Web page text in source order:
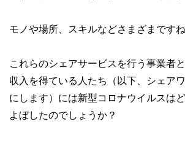
モノや場所、スキルなどさまざまですね
これらのシェアサービスを行う事業者
収入を得ている人たち（以下、シェア
にします）には新型コロナウイルスは
よぼしたのでしょうか？